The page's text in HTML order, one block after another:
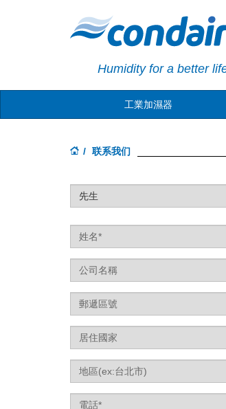
Humidity for a better
工業加濕器
联系我们
先生
Country
Label
Region
Label
Telephone